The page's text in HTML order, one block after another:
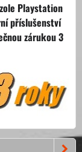
Playstation
příslušenství
zárukou 3